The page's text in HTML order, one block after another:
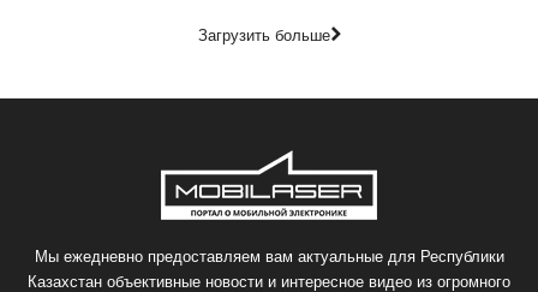
Загрузить больше
Мы ежедневно предоставляем вам актуальные для Республики
Казахстан объективные новости и интересное видео из огромного